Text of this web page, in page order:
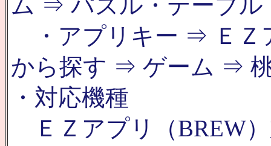
ム ⇒ パズル・テーブ
・アプリキー ⇒ ＥＺ
から探す ⇒ ゲーム ⇒
・対応機種
ＥＺアプリ（BREW